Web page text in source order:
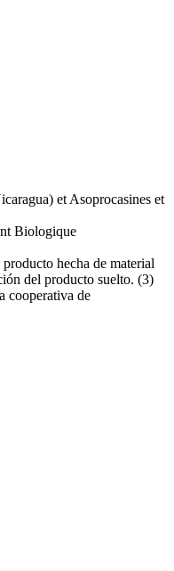
et Asoprocasines et
Biologique
hecha de material
del producto suelto. (3)
cooperativa de